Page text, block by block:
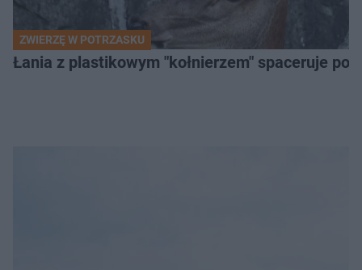
ZWIERZĘ W POTRZASKU
Łania z plastikowym "kołnierzem" spaceruje po